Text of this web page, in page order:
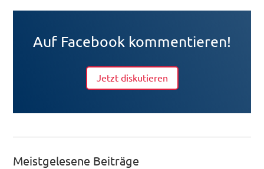
Auf Facebook kommentieren!
Jetzt diskutieren
Meistgelesene Beiträge